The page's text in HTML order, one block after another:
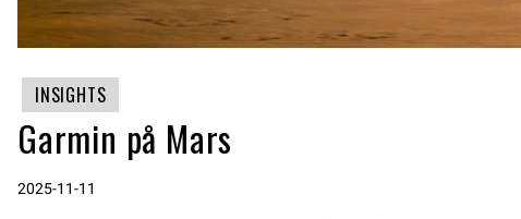
INSIGHTS
Garmin på Mars
2025-11-11